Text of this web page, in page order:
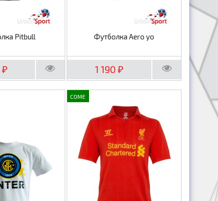
Pitbull
₽
Футболка Aero yo
1 190 ₽
COME